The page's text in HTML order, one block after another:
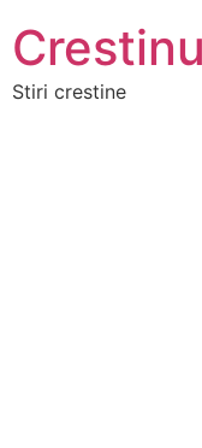
Stiri crestine